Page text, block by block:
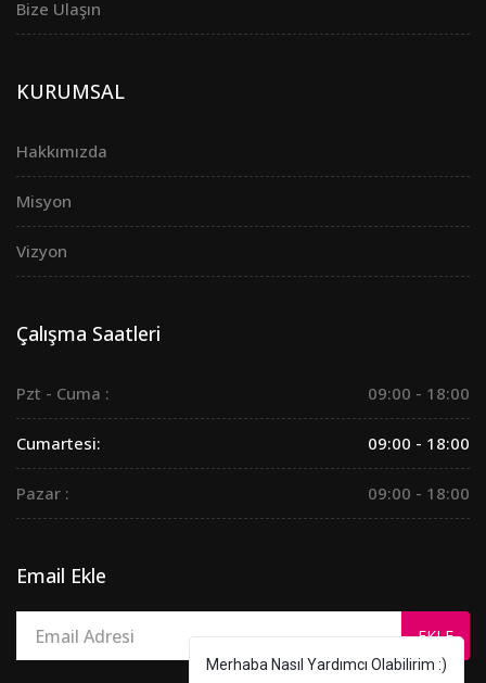
Merhaba Nasıl Yardımcı Olabilirim :)
Bize Ulaşın
KURUMSAL
Hakkımızda
Misyon
Vizyon
Çalışma Saatleri
Pzt - Cuma : 09:00 - 18:00
Cumartesi: 09:00 - 18:00
Pazar : 09:00 - 18:00
Email Ekle